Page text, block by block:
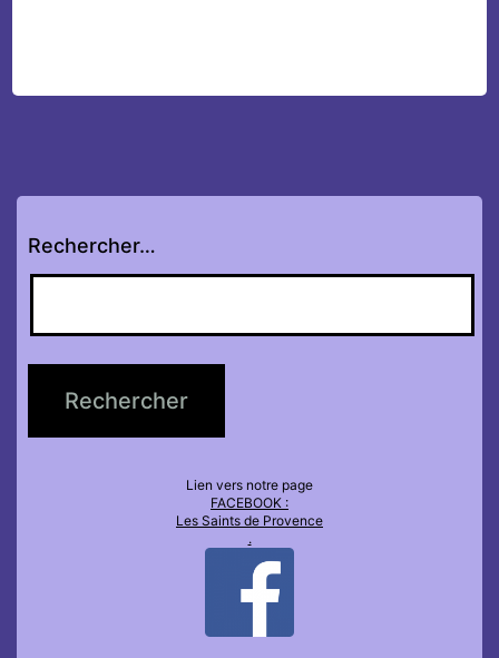
Rechercher…
Lien vers notre page
FACEBOOK :
Les Saints de Provence
.